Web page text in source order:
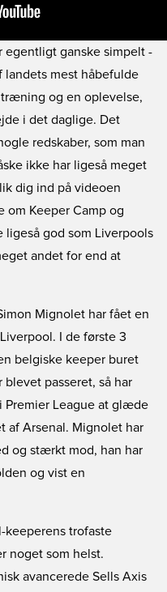
egentligt ganske simpelt -
landets mest håbefulde
og en oplevelse,
i det daglige. Det
redskaber, som man
ikke har ligeså meget
dig ind på videoen
om Keeper Camp og
god som Liverpools
andet for end at
Mignolet har fået en
I de første 3
belgiske keeper buret
passeret, så har
Premier League at glæde
af Arsenal. Mignolet har
og stærkt mod, han har
og vist en
keeperens trofaste
noget som helst.
avancerede Sells Axis